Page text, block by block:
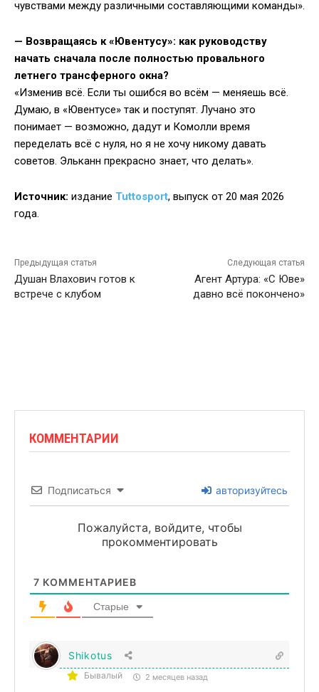
чувствами между различными составляющими команды».
— Возвращаясь к «Ювентусу»: как руководству
начать сначала после полностью провального
летнего трансферного окна?
«Изменив всё. Если ты ошибся во всём — меняешь всё.
Думаю, в «Ювентусе» так и поступят. Лучано это
понимает — возможно, дадут и Комолли время
переделать всё с нуля, но я не хочу никому давать
советов. Эльканн прекрасно знает, что делать».
Источник: издание Tuttosport, выпуск от 20 мая 2026
года.
Предыдущая статья
Душан Влахович готов к
встрече с клубом
Следующая статья
Агент Артура: «С Юве»
давно всё покончено»
КОММЕНТАРИИ
Подписаться авторизуйтесь
Пожалуйста, войдите, чтобы
прокомментировать
7 КОММЕНТАРИЕВ
Старые
Shikotus
Бывалый 2 месяцев назад